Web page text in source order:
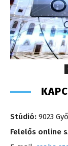
Stúdió: 9023
Felelős online